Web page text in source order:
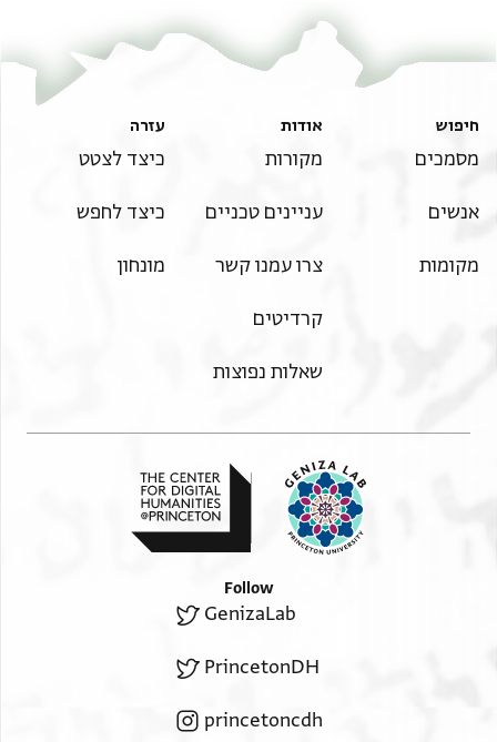
ופשעם הצליל והשליף ב זדוני
ענין סוכה אבנה בהגיוני
חיפוש
מסמכים
אנשים
מקומות
אודות
מקורות
עניינים טכניים
צרו עמנו קשר
קרדיטים
שאלות נפוצות
עזרה
כיצד לצטט
כיצד לחפש
מונחון
Follow
GenizaLab
PrincetonDH
princetoncdh